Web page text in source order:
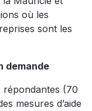
où les
sont les
demande
répondantes (70
mesures d’aide